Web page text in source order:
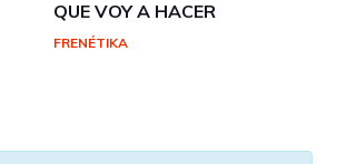
QUE VOY A HACER
FRENÉTIKA